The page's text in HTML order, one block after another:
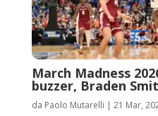
March Madness
buzzer, Braden
da Paolo Mutarelli | 21 Mar,